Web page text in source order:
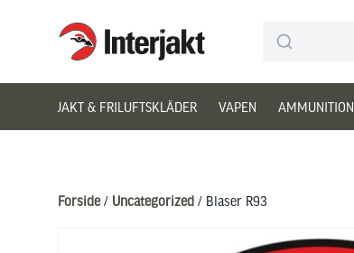
Interjakt DK
JAKT & FRILUFTSKLÄDER VAPEN AMMUNITION
Forside/ Uncategorized / Blaser R93